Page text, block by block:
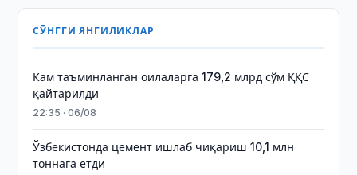
СЎНГГИ ЯНГИЛИКЛАР
Кам таъминланган оилаларга 179,2 млрд сўм ҚҚС
қайтарилди
22:35 · 06/08
Ўзбекистонда цемент ишлаб чиқариш 10,1 млн
тоннага етди